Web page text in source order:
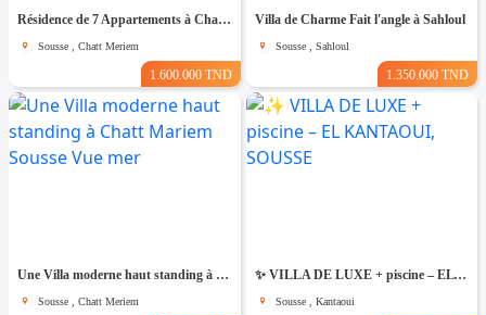
Résidence de 7 Appartements à Chatt Mariem prés de la Mer
Sousse , Chatt Meriem
1.600.000 TND
Villa de Charme Fait l'angle à Sahloul
Sousse , Sahloul
1.350.000 TND
Une Villa moderne haut standing à Chatt Mariem Sousse Vue mer
Sousse , Chatt Meriem
​✨ VILLA DE LUXE + piscine – EL KANTAOUI, SOUSSE
Sousse , Kantaoui